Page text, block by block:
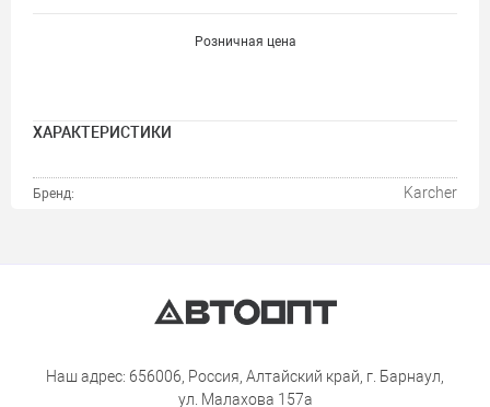
Розничная цена
ХАРАКТЕРИСТИКИ
Бренд: Karcher
Наш адрес: 656006, Россия, Алтайский край, г. Барнаул,
ул. Малахова 157а